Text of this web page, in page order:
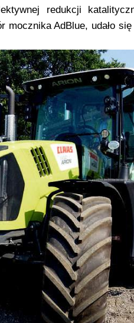
redukcji
mocznika AdBlue, udało